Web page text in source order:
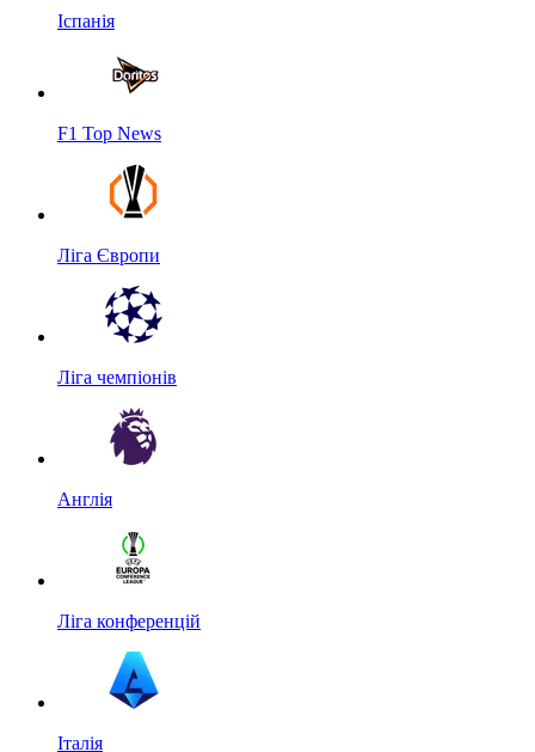
Іспанія
F1 Top News
Ліга Європи
Ліга чемпіонів
Англія
Ліга конференцій
Італія